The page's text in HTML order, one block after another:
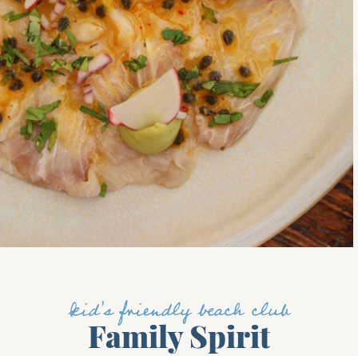
kid's friendly beach club
Family Spirit